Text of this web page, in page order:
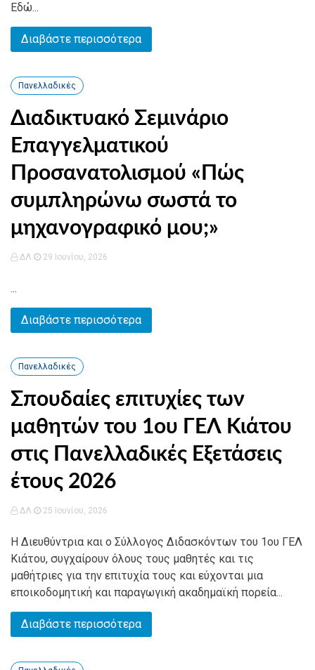
Εδώ...
Διαβάστε περισσότερα
Πανελλαδικές
Διαδικτυακό Σεμινάριο
Επαγγελματικού
Προσανατολισμού «Πώς
συμπληρώνω σωστά το
μηχανογραφικό μου;»
ΔΛ 29 Ιουνίου, 2026
...
Διαβάστε περισσότερα
Πανελλαδικές
Σπουδαίες επιτυχίες των
μαθητών του 1ου ΓΕΛ Κιάτου
στις Πανελλαδικές Εξετάσεις
έτους 2026
ΔΛ 25 Ιουνίου, 2026
Η Διευθύντρια και ο Σύλλογος Διδασκόντων του 1ου ΓΕΛ
Κιάτου, συγχαίρουν όλους τους μαθητές και τις
μαθήτριες για την επιτυχία τους και εύχονται μια
εποικοδομητική και παραγωγική ακαδημαϊκή πορεία...
Διαβάστε περισσότερα